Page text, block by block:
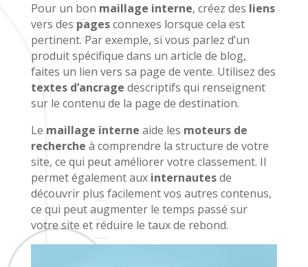
Pour un bon maillage interne, créez des liens
vers des pagesconnexes lorsque cela est
pertinent. Par exemple, si vous parlez d’un
produit spécifique dans un article de blog,
faites un lien vers sa page de vente. Utilisez des
textes d’ancrage descriptifs qui renseignent
sur le contenu de la page de destination.
Le maillage interne aide les moteurs de
recherche à comprendre la structure de votre
site, ce qui peut améliorer votre classement. Il
permet également aux internautesde
découvrir plus facilement vos autres contenus,
ce qui peut augmenter le temps passé sur
votre site et réduire le taux de rebond.